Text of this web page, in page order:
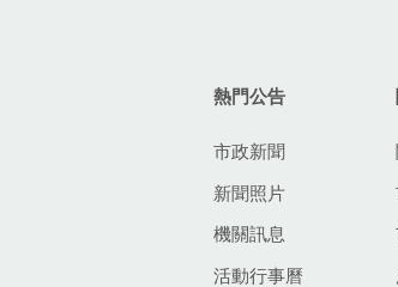
熱門公告
市政新聞
新聞照片
機關訊息
活動行事曆